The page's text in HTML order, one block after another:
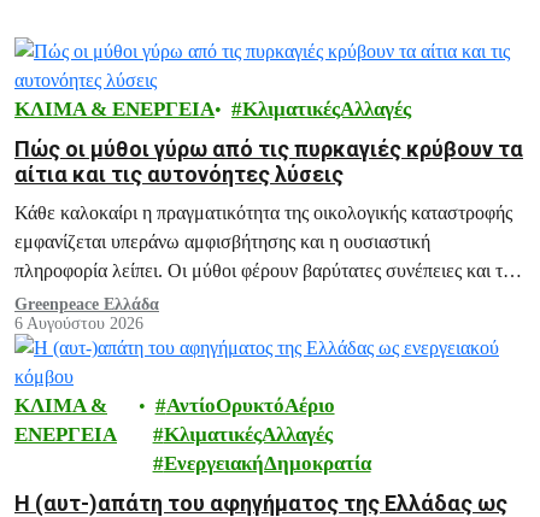
ΚΛΙΜΑ & ΕΝΕΡΓΕΙΑ ΚλιματικέςΑλλαγές
Πώς οι μύθοι γύρω από τις πυρκαγιές κρύβουν τα
αίτια και τις αυτονόητες λύσεις
Κάθε καλοκαίρι η πραγματικότητα της οικολογικής καταστροφής
εμφανίζεται υπεράνω αμφισβήτησης και η ουσιαστική
πληροφορία λείπει. Οι μύθοι φέρουν βαρύτατες συνέπειες και το
ξεδιάλυμά τους αποτελεί ευθύνη μας.
Greenpeace Ελλάδα
6 Αυγούστου 2026
ΚΛΙΜΑ &
ΕΝΕΡΓΕΙΑ
ΑντίοΟρυκτόΑέριο
ΚλιματικέςΑλλαγές
ΕνεργειακήΔημοκρατία
H (αυτ-)απάτη του αφηγήματος της Ελλάδας ως